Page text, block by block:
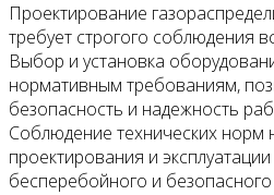
Проектирование
требует строгого соблюдения
Выбор и установка
нормативным требованиям,
безопасность и надежность
Соблюдение технических норм
проектирования и
бесперебойного и